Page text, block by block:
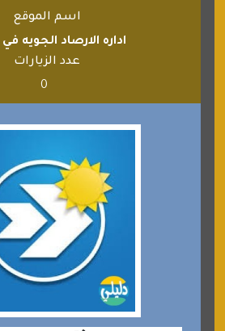
اسم الموقع
اداره الارصاد الجويه
عدد الزيارات
0